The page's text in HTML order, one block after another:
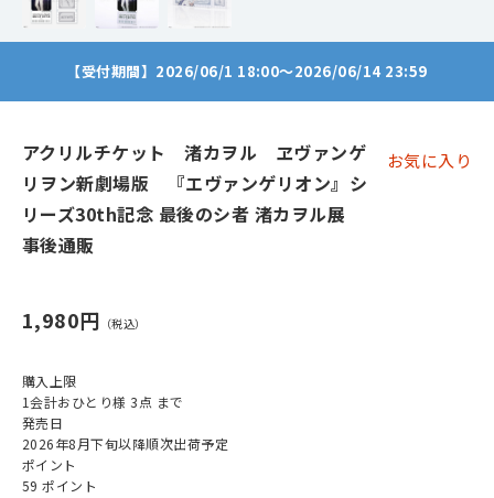
【受付期間】2026/06/1 18:00～2026/06/14 23:59
アクリルチケット 渚カヲル ヱヴァンゲ
リヲン新劇場版 『エヴァンゲリオン』シ
リーズ30th記念 最後のシ者 渚カヲル展
事後通販
お気に入り
1,980円
購入上限
1会計おひとり様 3点 まで
発売日
2026年8月下旬以降順次出荷予定
ポイント
59 ポイント